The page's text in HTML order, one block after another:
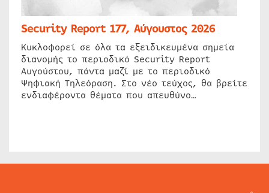
Security Report 177, Αύγουστος 2026
Κυκλοφορεί σε όλα τα εξειδικευμένα σημεία
διανομής το περιοδικό Security Report
Αυγούστου, πάντα μαζί με το περιοδικό
Ψηφιακή Τηλεόραση. Στο νέο τεύχος, θα βρείτε
ενδιαφέροντα θέματα που απευθύνο…